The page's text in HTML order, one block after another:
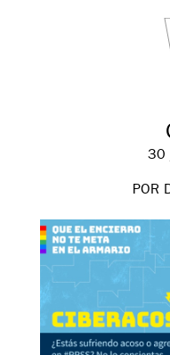
30
POR